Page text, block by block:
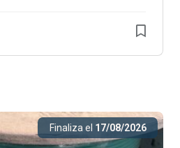
Finaliza el 17/08/2026